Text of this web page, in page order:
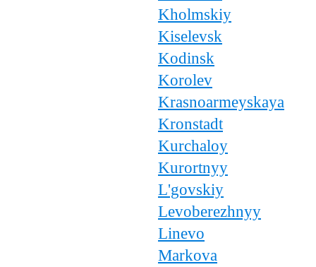
Kholmskiy
Kiselevsk
Kodinsk
Korolev
Krasnoarmeyskaya
Kronstadt
Kurchaloy
Kurortnyy
L'govskiy
Levoberezhnyy
Linevo
Markova